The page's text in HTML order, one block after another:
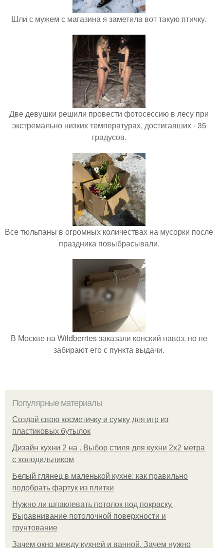
Шли с мужем с магазина я заметила вот такую птичку.
Две девушки решили провести фотосессию в лесу при
экстремально низких температурах, достигавших - 35
градусов.
Все тюльпаны в огромных количествах на мусорки после
праздника повыбрасывали.
В Москве на Wildberries заказали конский навоз, но не
забирают его с пункта выдачи.
Популярные материалы
Создай свою косметичку и сумку для игр из
пластиковых бутылок
Дизайн кухни 2 на . Выбор стиля для кухни 2х2 метра
с холодильником
Белый глянец в маленькой кухне: как правильно
подобрать фартук из плитки
Нужно ли шпаклевать потолок под покраску.
Выравнивание потолочной поверхности и
грунтование
Зачем окно между кухней и ванной. Зачем нужно